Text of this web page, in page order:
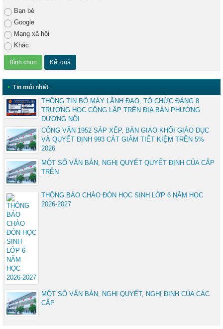
Bạn bè
Google
Mạng xã hội
Khác
• Tin mới nhất
THÔNG TIN BỘ MÁY LÃNH ĐẠO, TỔ CHỨC ĐẢNG 8
TRƯỜNG HỌC CÔNG LẬP TRÊN ĐỊA BÀN PHƯỜNG
DƯƠNG NỘI
CÔNG VĂN 1952 SẮP XẾP, BÀN GIAO KHỐI GIÁO DỤC
VÀ QUYẾT ĐỊNH 993 CẮT GIẢM TIẾT KIỆM TRÊN 5%
2026
MỘT SỐ VĂN BẢN, NGHỊ QUYẾT QUYẾT ĐỊNH CỦA CẤP
TRÊN
THÔNG BÁO CHÀO ĐÓN HỌC SINH LỚP 6 NĂM HỌC
2026-2027
MỘT SỐ VĂN BẢN, NGHỊ QUYẾT, NGHỊ ĐỊNH CỦA CÁC
CẤP